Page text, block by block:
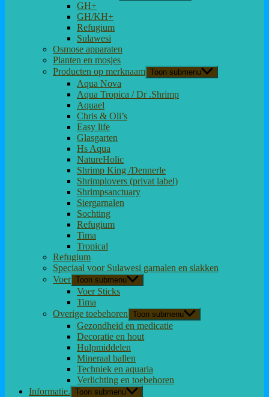
GH+
GH/KH+
Refugium
Sulawesi
Osmose apparaten
Planten en mosjes
Producten op merknaam Toon submenu
Aqua Nova
Aqua Tropica / Dr .Shrimp
Aquael
Chris & Oli’s
Easy life
Glasgarten
Hs Aqua
NatureHolic
Shrimp King /Dennerle
Shrimplovers (privat label)
Shrimpsanctuary
Siergarnalen
Sochting
Refugium
Tima
Tropical
Refugium
Speciaal voor Sulawesi garnalen en slakken
Voer Toon submenu
Voer Sticks
Tima
Overige toebehoren Toon submenu
Gezondheid en medicatie
Decoratie en hout
Hulpmiddelen
Mineraal ballen
Techniek en aquaria
Verlichting en toebehoren
Informatie. Toon submenu